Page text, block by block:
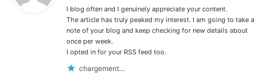
:
I blog often and I genuinely appreciate your content.
The article has truly peaked my interest. I am going to take a
note of your blog and keep checking for new details about
once per week.
I opted in for your RSS feed too.
chargement…